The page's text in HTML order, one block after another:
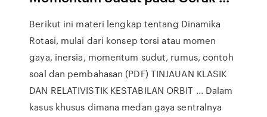
Berikut ini materi lengkap tentang Dinamika
Rotasi, mulai dari konsep torsi atau momen
gaya, inersia, momentum sudut, rumus, contoh
soal dan pembahasan (PDF) TINJAUAN KLASIK
DAN RELATIVISTIK KESTABILAN ORBIT ... Dalam
kasus khusus dimana medan gaya sentralnya